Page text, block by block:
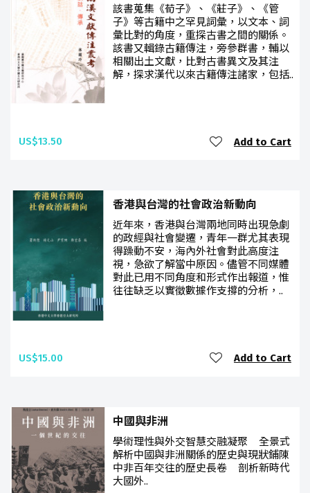
該書蒐集《荀子》、《莊子》、《管
子》等古籍中之罕見詞彙，以文本、詞
彙比對的角度，重探古書之間的關係。
該書又輯錄古籍傳注，旁參群書，輔以
相關出土文獻，比對古書異文及其注
解，探求漢代以來古籍傳注諸家，包括..
US$13.50 Add to Cart
香港與台灣的社會政治新動向
近年來，香港與台灣兩地同時出現急劇
的政經與社會變遷，青年一群尤其表現
得躁動不安，海內外社會對此高度注
視，急欲了解當中原因。儘管不同媒體
對此已用不同角度和形式作出報道，惟
往往缺乏以實徵數據作支撐的分析，..
US$15.00 Add to Cart
中國與非洲
學術理性與外交智慧交融凝聚 全景式
解析中國與非洲關係的歷史與現狀鋪陳
中非百年交往的歷史長卷 剖析新時代
大國外..